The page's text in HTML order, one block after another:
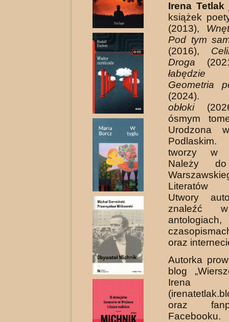
Irena Tetlak
książek
(2013),
Pod tym
(2016),
Droga
Geometria
(2024).
obłoki
ósmym
Urodzona
tworzy w
Należy do
Literatów
Utwory
znaleźć
oraz
Autorka
blog
Irena
oraz
Facebooku.